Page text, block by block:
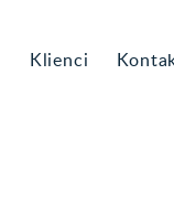
Klienci